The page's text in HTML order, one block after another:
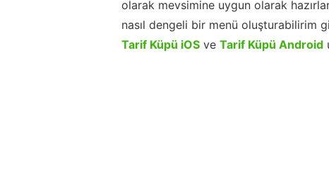
olarak mevsimine uygun olarak
nasıl dengeli bir menü oluşturabilirim
Tarif Küpü iOS ve Tarif Küpü Android